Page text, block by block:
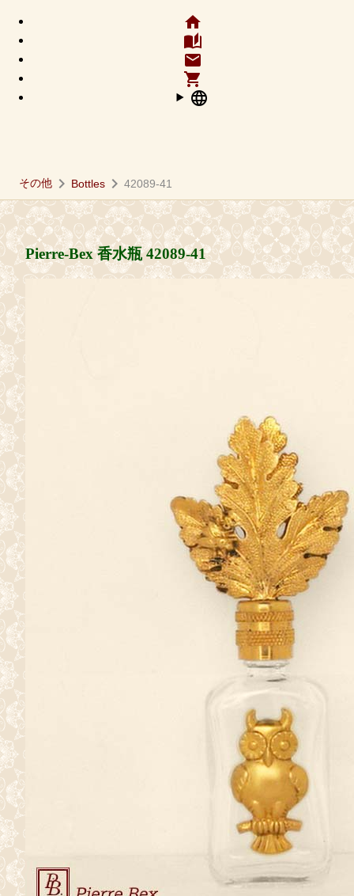
home
auto_stories
email
shopping_cart
language
その他 chevron_right Bottles chevron_right 42089-41
Pierre-Bex 香水瓶42089-41